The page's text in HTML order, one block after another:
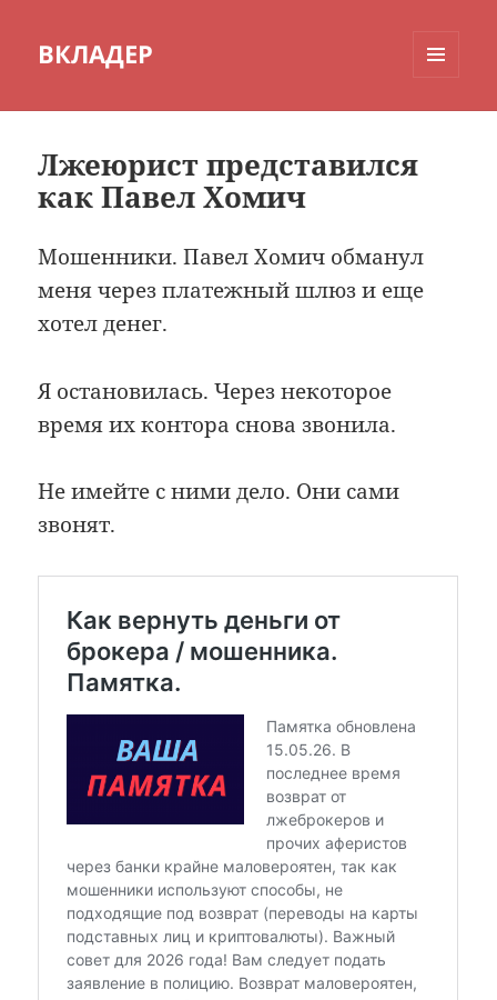
ВКЛАДЕР
Лжеюрист представился
как Павел Хомич
Мошенники. Павел Хомич обманул
меня через платежный шлюз и еще
хотел денег.
Я остановилась. Через некоторое
время их контора снова звонила.
Не имейте с ними дело. Они сами
звонят.